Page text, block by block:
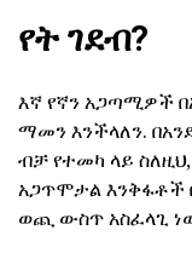
የት ገደብ?
እኛ የኛን አጋጣሚዎች
ማመን እንችላለን.
ብቻ የተመካ ላይ
አጋጥሞታል እንቅፋቶች
ወጪ ውስጥ አስፈላጊ